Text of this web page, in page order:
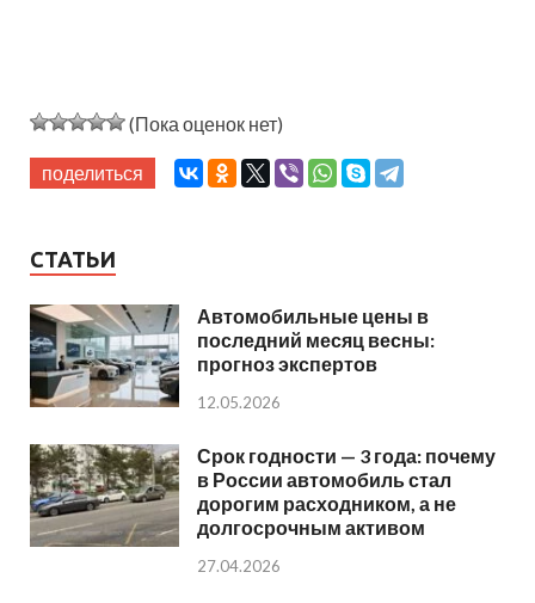
(Пока оценок нет)
поделиться
СТАТЬИ
Автомобильные цены в
последний месяц весны:
прогноз экспертов
12.05.2026
Срок годности — 3 года: почему
в России автомобиль стал
дорогим расходником, а не
долгосрочным активом
27.04.2026